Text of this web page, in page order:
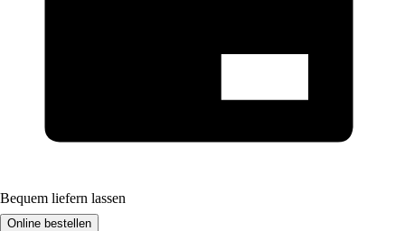
Bequem liefern lassen
Online bestellen